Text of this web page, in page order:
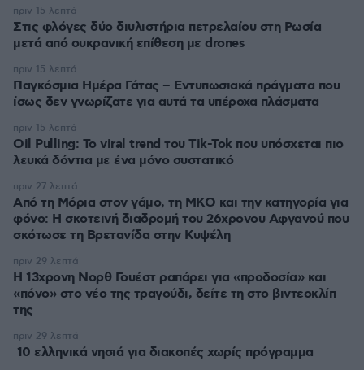
Στις φλόγες δύο διυλιστήρια πετρελαίου στη Ρωσία
μετά από ουκρανική επίθεση με drones
πριν 15 λεπτά
Παγκόσμια Ημέρα Γάτας – Εντυπωσιακά πράγματα που
ίσως δεν γνωρίζατε για αυτά τα υπέροχα πλάσματα
πριν 15 λεπτά
Oil Pulling: To viral trend του Tik-Tok που υπόσχεται πιο
λευκά δόντια με ένα μόνο συστατικό
πριν 15 λεπτά
Από τη Μόρια στον γάμο, τη ΜΚΟ και την κατηγορία για
φόνο: Η σκοτεινή διαδρομή του 26χρονου Αφγανού που
σκότωσε τη Βρετανίδα στην Κυψέλη
πριν 27 λεπτά
Η 13χρονη Νορθ Γουέστ ραπάρει για «προδοσία» και
«πόνο» στο νέο της τραγούδι, δείτε τη στο βιντεοκλίπ
της
πριν 29 λεπτά
10 ελληνικά νησιά για διακοπές χωρίς πρόγραμμα
πριν 29 λεπτά